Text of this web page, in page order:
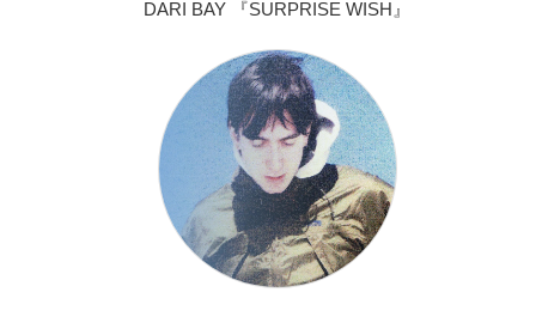
DARI BAY 『SURPRISE WISH』